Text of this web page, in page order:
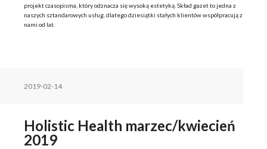
projekt czasopisma, który odznacza się wysoką estetyką. Skład gazet to jedna z
naszych sztandarowych usług, dlatego dziesiątki stałych klientów współpracują z
nami od lat.
2019-02-14
Holistic Health marzec/kwiecień
2019